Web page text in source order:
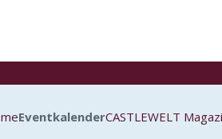
EventkalenderCASTLEWELT